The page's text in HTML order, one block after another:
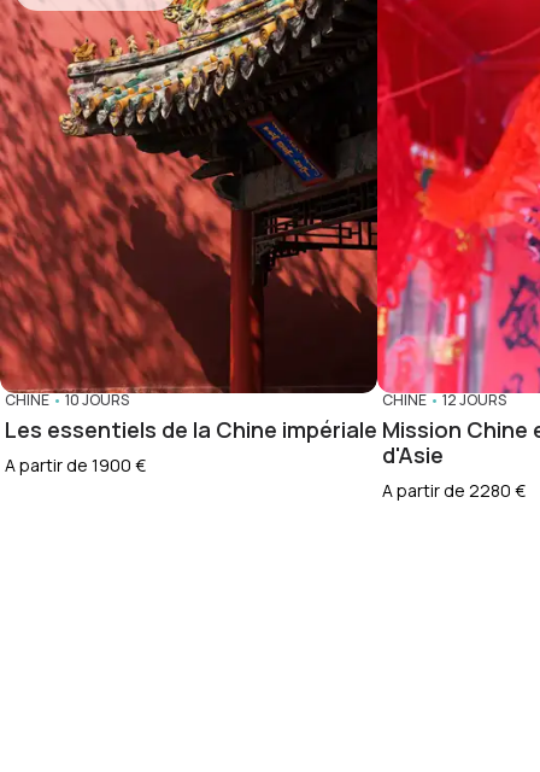
CHINE•10 JOURS
Les essentiels de la Chine impériale
A partir de 1900 €
CHINE•12 JOURS
Mission Chine
d'Asie
A partir de 2280 €